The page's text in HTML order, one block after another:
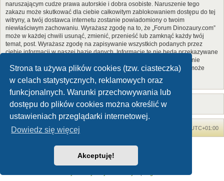
Strona ta używa plików cookies (tzw. ciasteczka)
w celach statystycznych, reklamowych oraz
funkcjonalnych. Warunki przechowywania lub
dostępu do plików cookies można określić w
ustawieniach przeglądarki internetowej.
Dowiedz się więcej
Akceptuję!
naruszającym cudze prawa autorskie i dobra osobiste. Naruszenie tego
zakazu może skutkować dla ciebie całkowitym zablokowaniem dostępu do tej
witryny, a twój dostawca internetu zostanie powiadomiony o twoim
niewłaściwym zachowaniu. Wyrażasz zgodę na to, że „Forum Dinozaury.com”
może w każdej chwili usunąć, zmienić, przenieść lub zamknąć każdy twój
temat, post. Wyrażasz zgodę na zapisywanie wszystkich podanych przez
ciebie informacji w naszej bazie danych. Informacje te nie będą przekazywane
nikomu bez twojej zgody, ale ani „Forum Dinozaury.com”, ani phpBB nie
ponosi odpowiedzialności za włamania do witryny, podczas których może
dojść do kradzieży danych.
Forum Dinozaury.com UTC+01:00
Dinozaury.com© 2006-2020
Technologię dostarczaphpBB® Forum Software © phpBB Limited
Polski pakiet językowy dostarcza